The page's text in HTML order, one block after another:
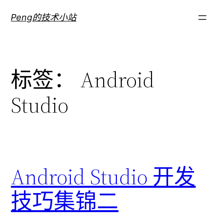
Peng的技术小站
标签： Android
Studio
Android Studio 开发
技巧集锦二